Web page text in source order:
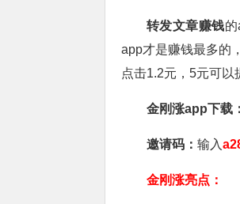
转发文章赚钱
app才是赚钱最多的
点击1.2元，5元可以
金刚涨app下载：
邀请码： 输入
金刚涨亮点：